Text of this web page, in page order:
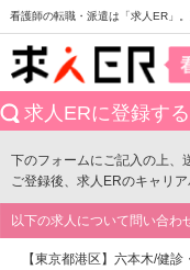
看護師の転職・派遣は「求人ER」
求人ERに登録する
下のフォームにご記入の上、
ご登録後、求人ERのキャリ
以下の求人について問い合わ
【東京都港区】六本木/健